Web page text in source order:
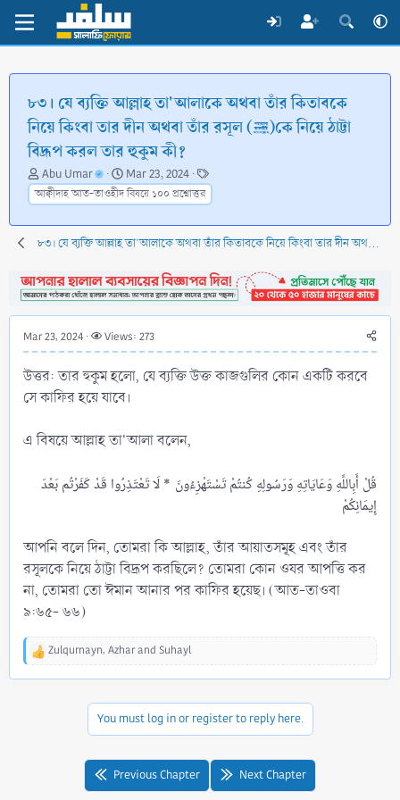
৮৩। যে ব্যক্তি আল্লাহ তা'আলাকে অথবা তাঁর কিতাবকে
নিয়ে কিংবা তার দীন অথবা তাঁর রসূল (ﷺ)কে নিয়ে ঠাট্টা
বিদ্রূপ করল তার হুকুম কী?
T
h
r
e
a
s
t
t
r
Abu Umar
S
t
a
r
t
a
t
Mar 23, 2024
T
a
g
s
আক্বীদাহ আত-তাওহীদ বিষয়ে ১০০ প্রশ্নোত্তর
৮৩। যে ব্যক্তি আল্লাহ তা'আলাকে অথবা তাঁর কিতাবকে নিয়ে কিংবা তার দীন অথবা তাঁর রসূল (ﷺ)কে নিয়ে ঠাট্টা বিদ্রূপ করল তার হুকুম কী?
Mar 23, 2024 Views: 273
উত্তর: তার হুকুম হলো, যে ব্যক্তি উক্ত কাজগুলির কোন একটি করবে
সে কাফির হয়ে যাবে।
এ বিষয়ে আল্লাহ তা'আলা বলেন,
قُلْ أَبِاللَّهِ وَعَايَاتِهِ وَرَسُولِهِ كُنتُمْ تَسْتَهْزِءُونَ * لَا تَعْتَذِرُوا قَدْ كَفَرْتُم بَعْدَ
আপনি বলে দিন, তোমরা কি আল্লাহ, তাঁর আয়াতসমূহ এবং তাঁর
রসূলকে নিয়ে ঠাট্টা বিদ্রূপ করছিলে? তোমরা কোন ওযর আপত্তি কর
না, তোমরা তো ঈমান আনার পর কাফির হয়েছ। (আত-তাওবা
৯:৬৫- ৬৬)
R
Zulqurnayn, Azharand Suhayl
You must log in or register to reply here.
Previous Chapter Next Chapter